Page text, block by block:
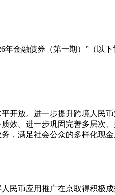
年金融债券（第一期）”（以下
开放。进一步提升跨境人民
效。进一步巩固完善多层次
，满足社会公众的多样化现金
民币应用推广在京取得积极